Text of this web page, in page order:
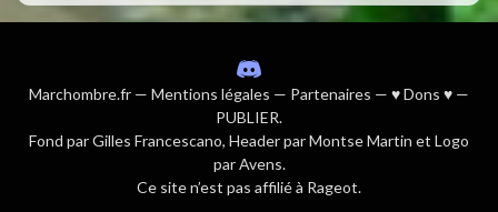
Marchombre.fr — Mentions légales — Partenaires — ♥ Dons ♥ —
PUBLIER.
Fond parGilles Francescano, Header par Montse Martin et Logo
par Avens.
Ce site n’est pas affilié à Rageot.